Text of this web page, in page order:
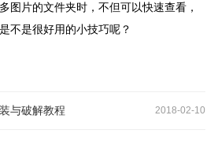
图片的文件夹时，不但可以快速查看，
不是很好用的小技巧呢？
与破解教程 2018-02-10